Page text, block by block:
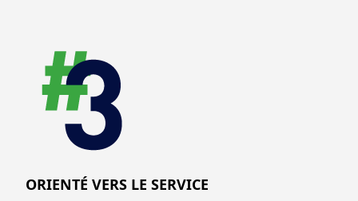
ORIENTÉ VERS LE SERVICE